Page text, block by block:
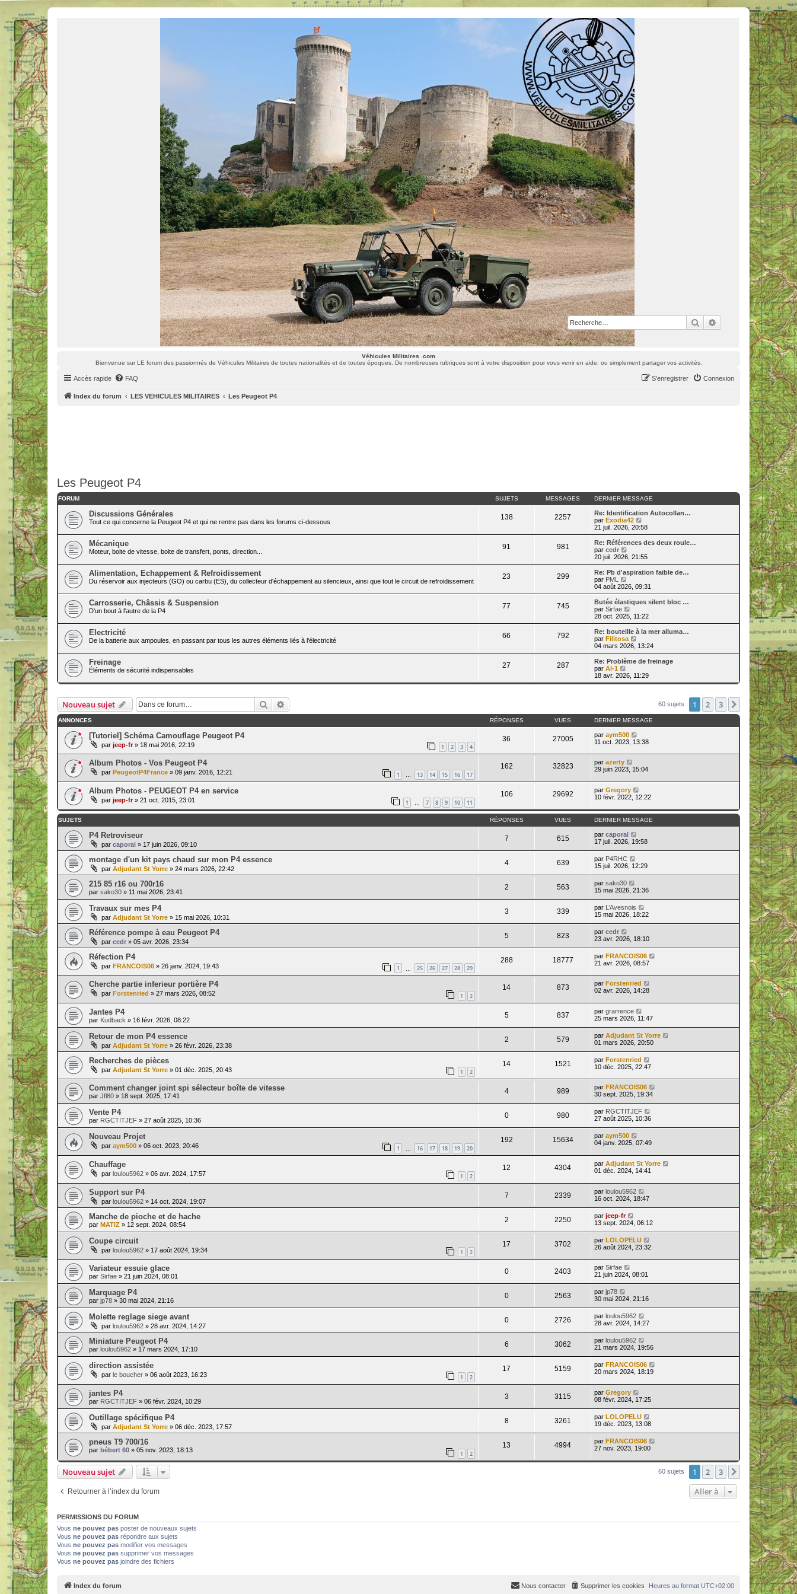
RechercherRecherche avancée
Bienvenue sur LE forum des passionnés de Véhicules Militaires de toutes nationalités et de toutes époques. De nombreuses rubriques sont à votre disposition pour vous venir en aide, ou simplement partager vos activités.
Véhicules Militaires .com
Bienvenue sur LE forum des passionnés de Véhicules Militaires de toutes nationalités et de toutes époques. De nombreuses rubriques sont à votre disposition pour vous venir en aide, ou simplement partager vos activités.
Accès rapide FAQ Connexion
S’enregistrer
Index du forum LES VEHICULES MILITAIRES Les Peugeot P4
Les Peugeot P4
FORUM SUJETS MESSAGES DERNIER MESSAGE
Discussions Générales
Tout ce qui concerne la Peugeot P4 et qui ne rentre pas dans les forums ci-dessous
138 2257
Re: Identification Autocollan…
par Exodia42
o
i
r
e
e
r
n
i
r
e
s
s
g
e
21 juil. 2026, 20:58
Mécanique
Moteur, boite de vitesse, boite de transfert, ponts, direction...
91 981
Re: Références des deux roule…
par cedr
o
i
r
e
e
r
n
i
r
m
e
s
s
g
e
20 juil. 2026, 21:55
Alimentation, Echappement & Refroidissement
Du réservoir aux injecteurs (GO) ou carbu (ES), du collecteur d'échappement au silencieux, ainsi que tout le circuit de refroidissement
23 299
Re: Pb d'aspiration faible de…
par PML
o
i
r
l
e
d
e
r
n
i
r
e
s
e
04 août 2026, 09:31
Carrosserie, Châssis & Suspension
D'un bout à l'autre de la P4
77 745
Butée élastiques silent bloc …
par Sirfae
o
i
r
l
e
r
n
i
e
s
s
a
g
e
28 oct. 2025, 11:22
Electricité
De la batterie aux ampoules, en passant par tous les autres éléments liés à l'électricité
66 792
Re: bouteille à la mer alluma…
par Filitosa
o
i
r
e
e
r
s
g
e
04 mars 2026, 13:24
Freinage
Éléments de sécurité indispensables
27 287
Re: Problème de freinage
par Al-1
o
i
e
r
n
i
e
r
m
e
s
s
a
g
18 avr. 2026, 11:29
Nouveau sujet Rechercher 60 sujets 1 2 3 Suivante
ANNONCES RÉPONSES VUES DERNIER MESSAGE
[Tutoriel] Schéma Camouflage Peugeot P4
par jeep-fr» 18 mai 2016, 22:19 1 2 3 4
36 27005 par aym500
11 oct. 2023, 13:38
Album Photos - Vos Peugeot P4
par PeugeotP4France » 09 janv. 2016, 12:21 1 … 13 14 15 16 17
162 32823 par azerty
29 juin 2023, 15:04
Album Photos - PEUGEOT P4 en service
par jeep-fr» 21 oct. 2015, 23:01 1 7 8 9 10 11
106 29692 par Gregory
10 févr. 2022, 12:22
SUJETS RÉPONSES VUES DERNIER MESSAGE
P4 Retroviseur
par caporal » 17 juin 2026, 09:10
7 615 par caporal
17 juil. 2026, 19:58
montage d'un kit pays chaud sur mon P4 essence
par Adjudant St Yorre » 24 mars 2026, 22:42
4 639 par P4RHC
15 juil. 2026, 12:29
215 85 r16 ou 700r16
par sako30 » 11 mai 2026, 23:41
2 563 par sako30
15 mai 2026, 21:36
Travaux sur mes P4
par Adjudant St Yorre » 15 mai 2026, 10:31
3 339 par L’Avesnois
15 mai 2026, 18:22
Référence pompe à eau Peugeot P4
par cedr » 05 avr. 2026, 23:34
5 823 par cedr
23 avr. 2026, 18:10
Réfection P4
par FRANCOIS06 » 26 janv. 2024, 19:43 1 25 26 27 28 29
288 18777 par FRANCOIS06
21 avr. 2026, 08:57
Cherche partie inferieur portière P4
par Forstenried » 27 mars 2026, 08:52 1 2
14 873 par Forstenried
02 avr. 2026, 14:28
Jantes P4
par Kudback » 16 févr. 2026, 08:22
5 837 par grarrence
25 mars 2026, 11:47
Retour de mon P4 essence
par Adjudant St Yorre » 26 févr. 2026, 23:38
2 579 par Adjudant St Yorre
01 mars 2026, 20:50
Recherches de pièces
par Adjudant St Yorre » 01 déc. 2025, 20:43 1 2
14 1521 par Forstenried
10 déc. 2025, 22:47
Comment changer joint spi sélecteur boîte de vitesse
par Jfl80 » 18 sept. 2025, 17:41
4 989 par FRANCOIS06
30 sept. 2025, 19:34
Vente P4
par RGCTITJEF » 27 août 2025, 10:36
0 980 par RGCTITJEF
27 août 2025, 10:36
Nouveau Projet
par aym500 » 06 oct. 2023, 20:46 1 16 17 18 19 20
192 15634 par aym500
04 janv. 2025, 07:49
Chauffage
par loulou5962 » 06 avr. 2024, 17:57 1 2
12 4304 par Adjudant St Yorre
01 déc. 2024, 14:41
Support sur P4
par loulou5962 » 14 oct. 2024, 19:07
7 2339 par loulou5962
16 oct. 2024, 18:47
Manche de pioche et de hache
par MATIZ » 12 sept. 2024, 08:54
2 2250 par jeep-fr
13 sept. 2024, 06:12
Coupe circuit
par loulou5962 » 17 août 2024, 19:34 1 2
17 3702 par LOLOPELU
26 août 2024, 23:32
Variateur essuie glace
par Sirfae » 21 juin 2024, 08:01
0 2403 par Sirfae
21 juin 2024, 08:01
Marquage P4
par jp78 » 30 mai 2024, 21:16
0 2563 par jp78
30 mai 2024, 21:16
Molette reglage siege avant
par loulou5962 » 28 avr. 2024, 14:27
0 2726 par loulou5962
28 avr. 2024, 14:27
Miniature Peugeot P4
par loulou5962 » 17 mars 2024, 17:10
6 3062 par loulou5962
21 mars 2024, 19:56
direction assistée
par le boucher » 06 août 2023, 16:23 1 2
17 5159 par FRANCOIS06
20 mars 2024, 18:19
jantes P4
par RGCTITJEF » 06 févr. 2024, 10:29
3 3115 par Gregory
08 févr. 2024, 17:25
Outillage spécifique P4
par Adjudant St Yorre » 06 déc. 2023, 17:57
8 3261 par LOLOPELU
19 déc. 2023, 13:08
pneus T9 700/16
par bébert 60 » 05 nov. 2023, 18:13 1 2
13 4994 par FRANCOIS06
27 nov. 2023, 19:00
Nouveau sujet 60 sujets 1 2 3 Suivante
Retourner à l’index du forum Aller à
PERMISSIONS DU FORUM
Vous ne pouvez pas poster de nouveaux sujets
Vous ne pouvez pas répondre aux sujets
Vous ne pouvez pas modifier vos messages
Vous ne pouvez pas supprimer vos messages
Vous ne pouvez pas joindre des fichiers
Index du forum Heures au format UTC+02:00
Supprimer les cookies
Nous contacter